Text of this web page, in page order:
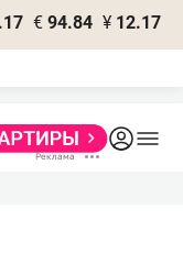
€ 94.84 ¥ 12.17